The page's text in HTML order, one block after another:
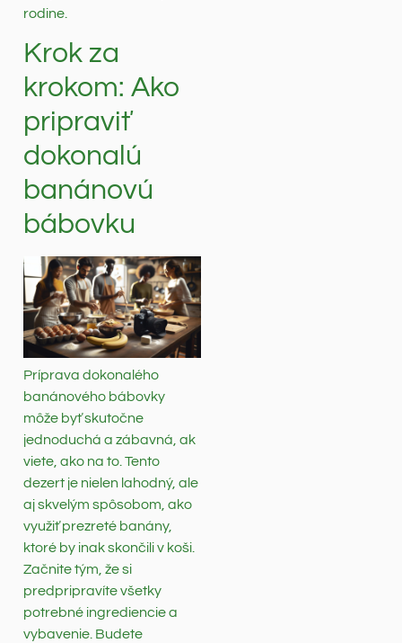
rodine.
Krok za
krokom: Ako
pripraviť
dokonalú
banánovú
bábovku
Príprava dokonalého
banánového bábovky
môže byť skutočne
jednoduchá a zábavná, ak
viete, ako na to. Tento
dezert je nielen lahodný, ale
aj skvelým spôsobom, ako
využiť prezreté banány,
ktoré by inak skončili v koši.
Začnite tým, že si
predpripravíte všetky
potrebné ingrediencie a
vybavenie. Budete